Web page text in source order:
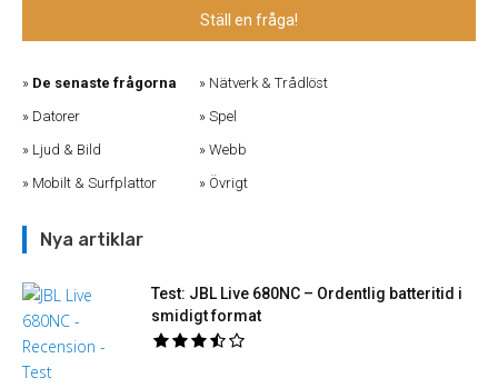
Ställ en fråga!
De senaste frågorna
Datorer
Ljud & Bild
Mobilt & Surfplattor
Nätverk & Trådlöst
Spel
Webb
Övrigt
Nya artiklar
Test: JBL Live 680NC – Ordentlig batteritid i
smidigt format